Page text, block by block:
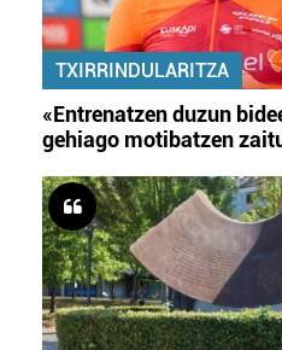
TXIRRINDULARITZA
«Entrenatzen duzun
gehiago motibatzen